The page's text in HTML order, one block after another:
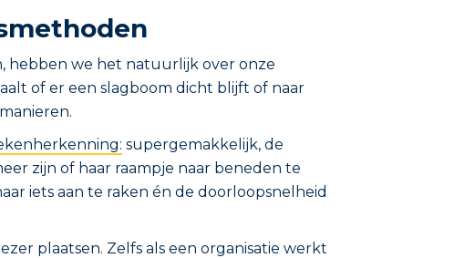
hebben we het natuurlijk over onze
of er een slagboom dicht blijft of naar
supergemakkelijk, de
zijn of haar raampje naar beneden te
iets aan te raken én de doorloopsnelheid
plaatsen. Zelfs als een organisatie werkt